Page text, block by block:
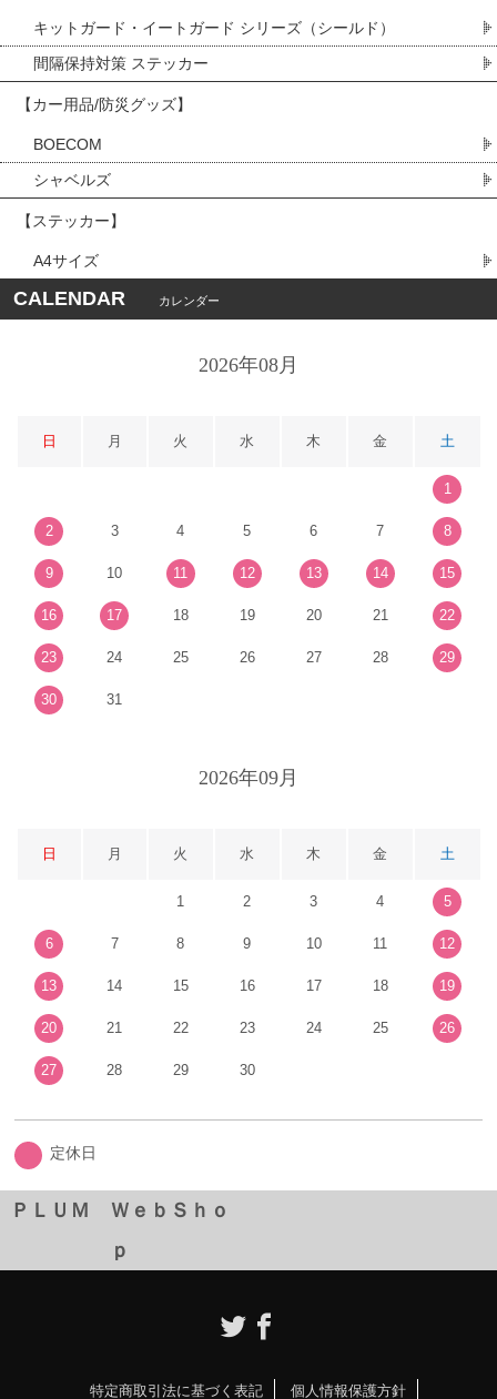
キットガード・イートガード シリーズ（シールド）
間隔保持対策 ステッカー
【カー用品/防災グッズ】
BOECOM
シャベルズ
【ステッカー】
A4サイズ
CALENDAR カレンダー
2026年08月
日 月 火 水 木 金 土
1
2 3 4 5 6 7 8
9 10 11 12 13 14 15
16 17 18 19 20 21 22
23 24 25 26 27 28 29
30 31
2026年09月
日 月 火 水 木 金 土
1 2 3 4 5
6 7 8 9 10 11 12
13 14 15 16 17 18 19
20 21 22 23 24 25 26
27 28 29 30
定休日
ＰＬＵＭ ＷｅｂＳｈｏ
ｐ
特定商取引法に基づく表記 個人情報保護方針